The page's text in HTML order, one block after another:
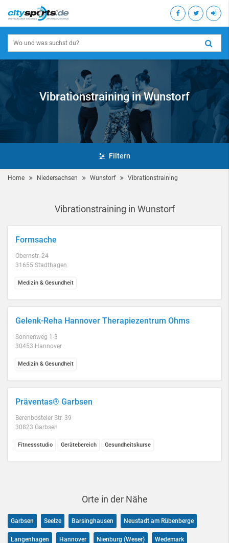
Vibrationstraining in Wunstorf
Filtern
Home Niedersachsen Wunstorf Vibrationstraining
Vibrationstraining in Wunstorf
Formsache
Obernstr. 24
31655 Stadthagen
Medizin & Gesundheit
Gelenk-Reha Hannover Therapiezentrum Ohms
Sonnenweg 1-3
30453 Hannover
Medizin & Gesundheit
Präventas® Garbsen
Berenbosteler Str. 39
30823 Garbsen
Fitnessstudio Gerätebereich Gesundheitskurse
Orte in der Nähe
Garbsen Seelze Barsinghausen Neustadt am Rübenberge
Langenhagen Hannover Nienburg (Weser) Wedemark